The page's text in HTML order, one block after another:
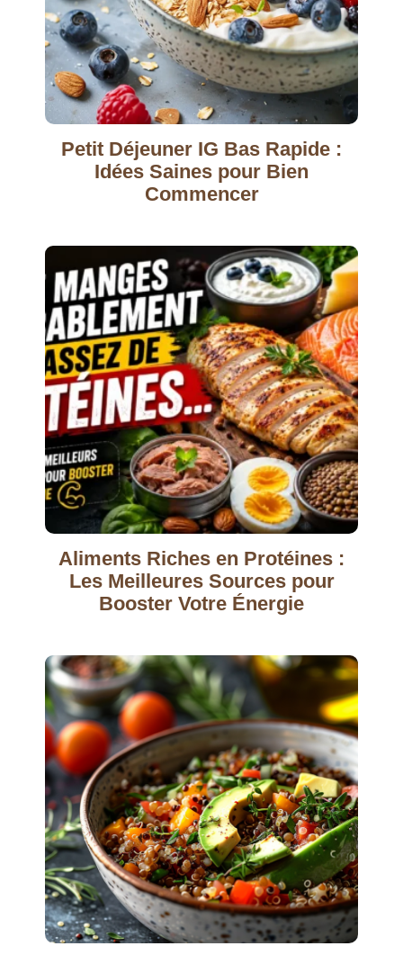
Petit Déjeuner IG Bas Rapide :
Idées Saines pour Bien
Commencer
Aliments Riches en Protéines :
Les Meilleures Sources pour
Booster Votre Énergie